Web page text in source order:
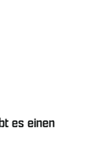
es einen